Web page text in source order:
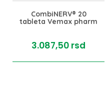
CombiNERV® 20
tableta Vemax pharm
3.087,50 rsd